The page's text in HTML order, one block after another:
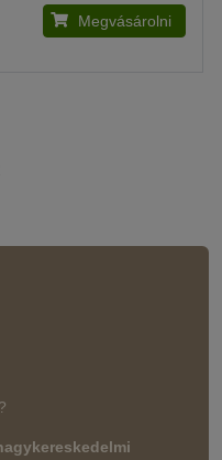
Megvásárolni